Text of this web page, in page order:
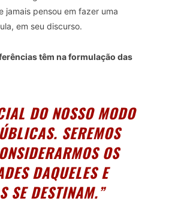
jamais pensou em fazer uma
em seu discurso.
têm na formulação das
DO NOSSO MODO
SEREMOS
OS
DAQUELES E
SE DESTINAM.”